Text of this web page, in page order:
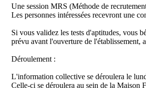
Une session MRS (Méthode de
Les personnes intéressées recevront une
Si vous validez les tests d'aptitudes, vous
prévu avant l'ouverture de l'établissement,
Déroulement :
L'information collective se déroulera le
Celle-ci se déroulera au sein de la Maison